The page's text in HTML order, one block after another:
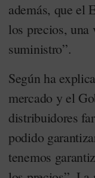
además, que el
los precios, una
suministro”.
Según ha
mercado y el
distribuidores
podido
tenemos